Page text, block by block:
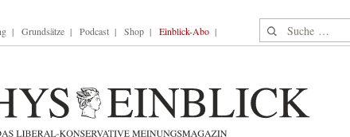
Grundsätze Podcast Shop Einblick-Abo Suche nach: